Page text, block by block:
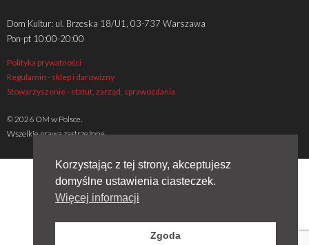
Dom Kultur: ul. Brzeska 18/U1, 03-737 Warszawa
Pon-pt 10:00-20:00
Polityka prywatności
Regulamin - sklep i darowizny
Stowarzyszenie - statut, zarząd, sprawozdania
© 2026 OM w Polsce.
Wszelkie prawa zastrzeżone
Korzystając z tej strony, akceptujesz
domyślne ustawienia ciasteczek.
Więcej informacji
Zgoda